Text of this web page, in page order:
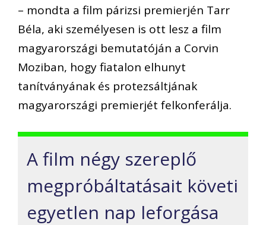
– mondta a film párizsi premierjén Tarr
Béla, aki személyesen is ott lesz a film
magyarországi bemutatóján a Corvin
Moziban, hogy fiatalon elhunyt
tanítványának és protezsáltjának
magyarországi premierjét felkonferálja.
A film négy szereplő
megpróbáltatásait követi
egyetlen nap leforgása